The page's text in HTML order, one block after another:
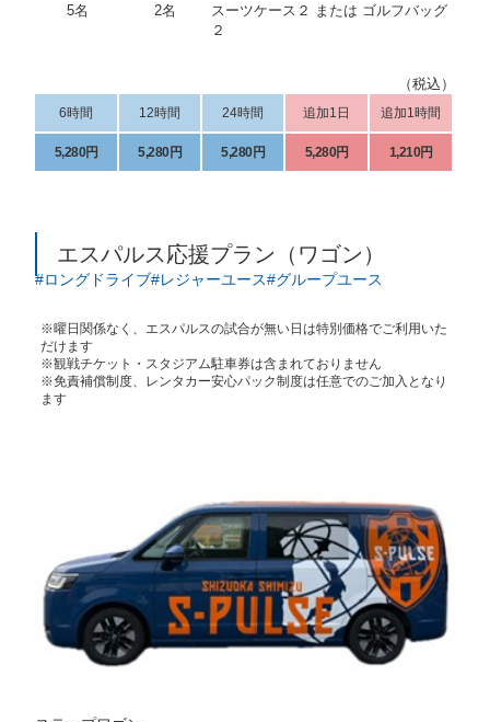
5名 2名
スーツケース２ または ゴルフバッグ
２
（税込）
6時間 12時間 24時間 追加1日 追加1時間
5,280円 5,280円 5,280円 5,280円 1,210円
エスパルス応援プラン（ワゴン）
ロングドライブ レジャーユース グループユース
※曜日関係なく、エスパルスの試合が無い日は特別価格でご利用いた
だけます
※観戦チケット・スタジアム駐車券は含まれておりません
※免責補償制度、レンタカー安心パック制度は任意でのご加入となり
ます